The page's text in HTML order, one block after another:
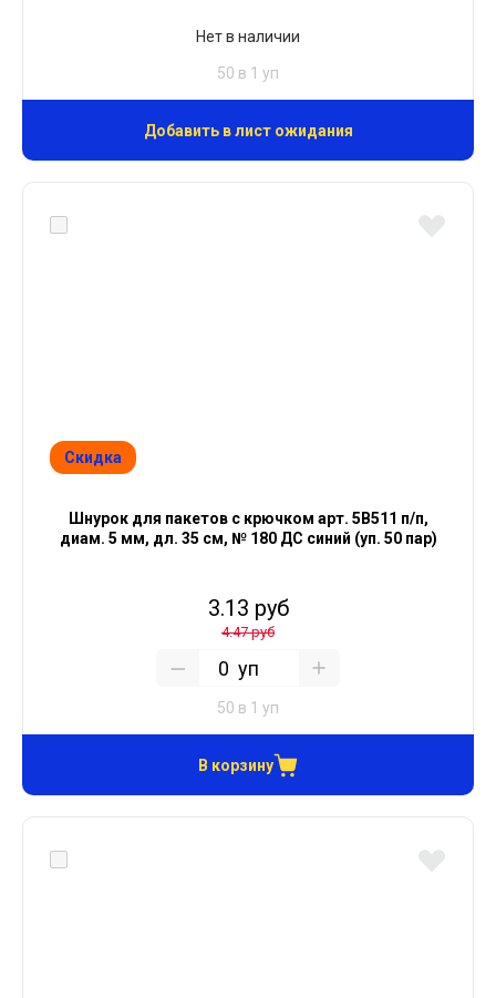
Нет в наличии
50 в 1 уп
Добавить в лист ожидания
Скидка
Шнурок для пакетов с крючком арт. 5В511 п/п,
диам. 5 мм, дл. 35 см, № 180 ДС синий (уп. 50 пар)
3.13 руб
4.47 руб
уп
50 в 1 уп
В корзину